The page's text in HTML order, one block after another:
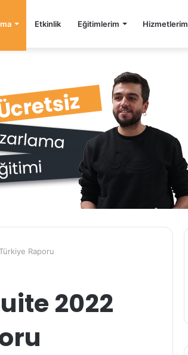
Etkinlik Eğitimlerim Hizmetlerim
Raporu
2022